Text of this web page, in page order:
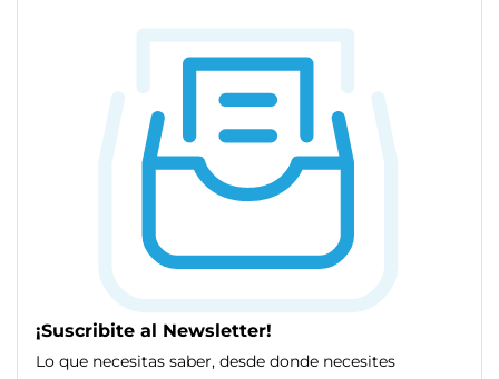
¡Suscribite al Newsletter!
Lo que necesitas saber, desde donde necesites